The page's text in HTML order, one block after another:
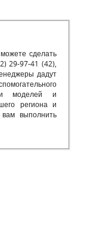
сделать
29-97-41 (42),
дадут
моделей и
региона и
вам выполнить